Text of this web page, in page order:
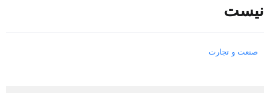
نیست
صنعت و تجارت